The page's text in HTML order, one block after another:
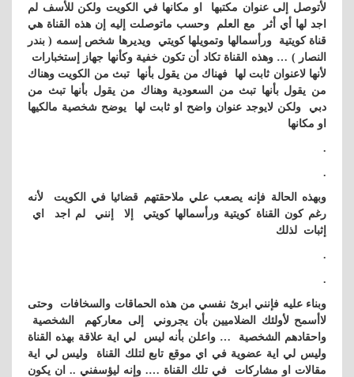
لأتوصل إلى عنوان مكتبها او مكانها في الكويت ولكن للأسف لم
اجد لها أي أثر مع العلم وحسب ماتوصلت إليه إن هذه القناة هي
قناة كويتية ورأسمالها وتمويلها كويتي ويديرها شخص إسمه ( بندر
النصار ) … وهذه القناة تكاد أن تكون خفية وكأنها جهاز إستخبارات
لأنها لاعنوان ثابت لها فهناك من يقول بأنها تبث من الكويت وهناك
من يقول بأنها تبث من السعودية وهناك من يقول بأنها تبث من
دبي ولكن لايوجد عنوان واضح او ثابت لها يوضح شخصية مالكيها
او مكانها
.
.
وبهذه الحالة فإنه يصعب علي ملاحقتهم قضائيا في الكويت لأنه
رغم كون القناة كويتية ورأسمالها كويتي إلا إنني لم اجد اي
إثبات لذلك
.
.
وبناء عليه فإنني ابرئ نفسي من هذه الحماقات والسخافات وحتى
لاأسمح لأولئك الضلاميين بأن يجروني إلى معاركهم الشخصية
واحقادهم الشخصية … واعلن بأنه ليس لي اية علاقة بهذه القناة
وليس لي اية عضوية في اي موقع تابع لتلك القناة وليس لي اية
مقالات او مشاركات في تلك القناة …. وإنه ليؤسفني .. ان يكون